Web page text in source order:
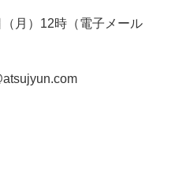
（月） 12時（電子メール